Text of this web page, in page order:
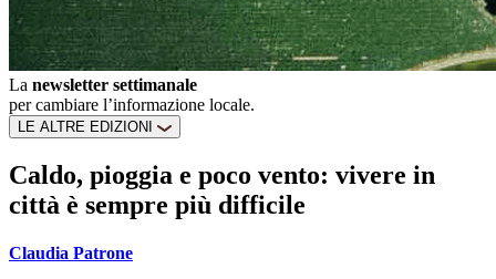
La newsletter settimanale
per cambiare l’informazione locale.
LE ALTRE EDIZIONI
Caldo, pioggia e poco vento: vivere in
città è sempre più difficile
Claudia Patrone